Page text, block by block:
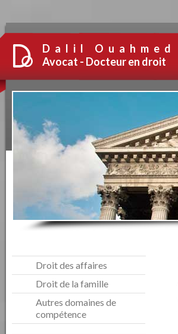
Droit des affaires
Droit de la famille
Autres domaines de
compétence
Dalil Ouahmed
Avocat - Docteur en droit